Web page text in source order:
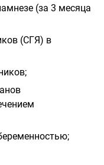
(за 3 месяца
(СГЯ) в